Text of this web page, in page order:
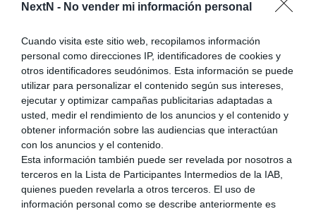
NextN - No vender mi información personal
Cuando visita este sitio web, recopilamos información
personal como direcciones IP, identificadores de cookies y
otros identificadores seudónimos. Esta información se puede
utilizar para personalizar el contenido según sus intereses,
ejecutar y optimizar campañas publicitarias adaptadas a
usted, medir el rendimiento de los anuncios y el contenido y
obtener información sobre las audiencias que interactúan
con los anuncios y el contenido.
Esta información también puede ser revelada por nosotros a
terceros en la Lista de Participantes Intermedios de la IAB,
quienes pueden revelarla a otros terceros. El uso de
información personal como se describe anteriormente es
Respuestas
0
Comentarios y preguntas
0
Le ha gustado
0
Me Gusta recibidos
0